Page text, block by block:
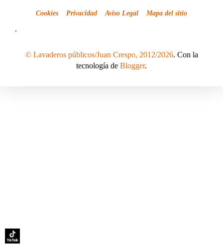
Cookies Privacidad Aviso Legal Mapa del sitio
.
© Lavaderos públicos/Juan Crespo, 2012/2026. Con la
tecnología de Blogger.